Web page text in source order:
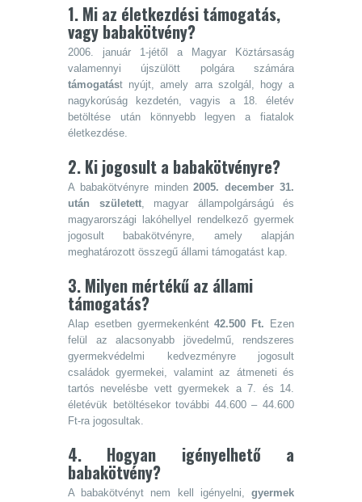
1. Mi az életkezdési támogatás,
vagy babakötvény?
2006. január 1-jétől a Magyar Köztársaság
valamennyi újszülött polgára számára
támogatást nyújt, amely arra szolgál, hogy a
nagykorúság kezdetén, vagyis a 18. életév
betöltése után könnyebb legyen a fiatalok
életkezdése.
2. Ki jogosult a babakötvényre?
A babakötvényre minden2005. december 31.
után született, magyar állampolgárságú és
magyarországi lakóhellyel rendelkező gyermek
jogosult babakötvényre, amely alapján
meghatározott összegű állami támogatást kap.
3. Milyen mértékű az állami
támogatás?
Alap esetben gyermekenként42.500 Ft. Ezen
felül az alacsonyabb jövedelmű, rendszeres
gyermekvédelmi kedvezményre jogosult
családok gyermekei, valamint az átmeneti és
tartós nevelésbe vett gyermekek a 7. és 14.
életévük betöltésekor további 44.600 – 44.600
Ft-ra jogosultak.
4. Hogyan igényelhető a
babakötvény?
A babakötvényt nem kell igényelni, gyermek